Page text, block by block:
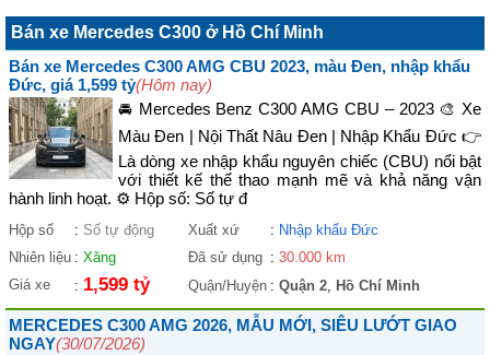
Bán xe Mercedes C300 ở Hồ Chí Minh
Bán xe Mercedes C300 AMG CBU 2023, màu Đen, nhập khẩu
Đức, giá 1,599 tỷ(Hôm nay)
🚘 Mercedes Benz C300 AMG CBU – 2023 🎨 Xe
Màu Đen | Nội Thất Nâu Đen | Nhập Khẩu Đức 👉
Là dòng xe nhập khẩu nguyên chiếc (CBU) nổi bật
với thiết kế thể thao mạnh mẽ và khả năng vận
hành linh hoạt. ⚙️ Hộp số: Số tự đ
Hộp số : Số tự động Xuất xứ : Nhập khẩu Đức
Nhiên liệu : Xăng Đã sử dụng : 30.000 km
Giá xe
: 1,599 tỷ Quận/Huyện : Quận 2, Hồ Chí Minh
MERCEDES C300 AMG 2026, MẪU MỚI, SIÊU LƯỚT GIAO
NGAY(30/07/2026)